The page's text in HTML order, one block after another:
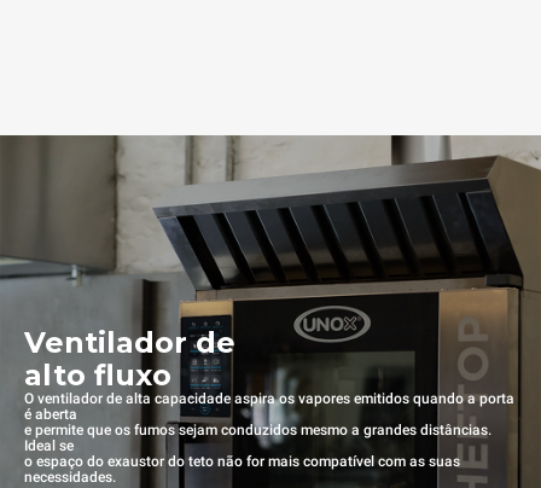
Ventilador de
alto fluxo
O ventilador de alta capacidade aspira os vapores emitidos quando a porta
é aberta
e permite que os fumos sejam conduzidos mesmo a grandes distâncias.
Ideal se
o espaço do exaustor do teto não for mais compatível com as suas
necessidades.